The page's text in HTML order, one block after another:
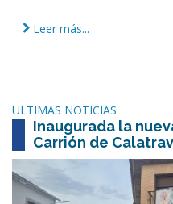
Leer más...
ULTIMAS NOTICIAS
Inaugurada la
Carrión de